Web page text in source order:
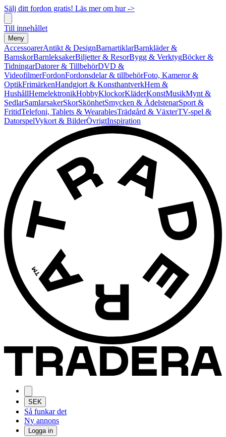
Sälj ditt fordon gratis! Läs mer om hur ->
Till innehållet
Meny
AccessoarerAntikt & DesignBarnartiklarBarnkläder &
BarnskorBarnleksakerBiljetter & ResorBygg & VerktygBöcker &
TidningarDatorer & TillbehörDVD &
VideofilmerFordonFordonsdelar & tillbehörFoto, Kameror &
OptikFrimärkenHandgjort & KonsthantverkHem &
HushållHemelektronikHobbyKlockorKläderKonstMusikMynt &
SedlarSamlarsakerSkorSkönhetSmycken & ÄdelstenarSport &
FritidTelefoni, Tablets & WearablesTrädgård & VäxterTV-spel &
DatorspelVykort & BilderÖvrigtInspiration
SEK
Så funkar det
Ny annons
Logga in